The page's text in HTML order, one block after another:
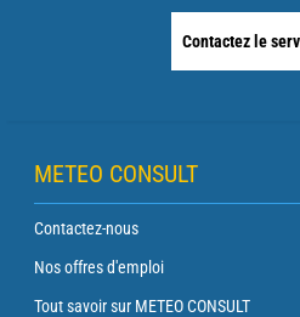
Contactez le
METEO CONSULT
Contactez-nous
Nos offres d'emploi
Tout savoir sur METEO CONSULT